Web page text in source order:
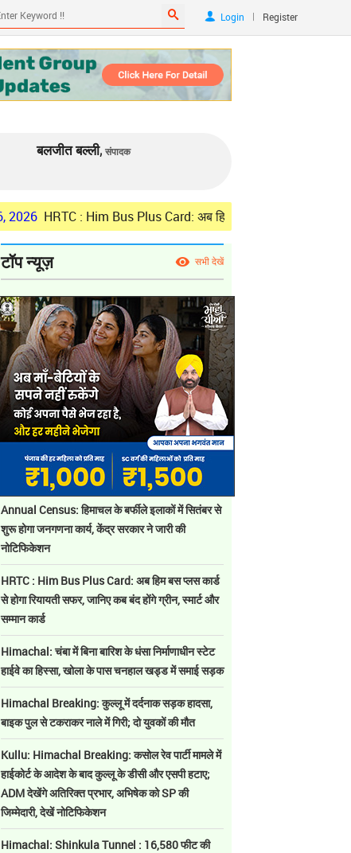
Login | Register
बलजीत बल्ली, संपादक
HRTC : Him Bus Plus Card: अब हिम बस प्लस कार्ड से होगा रियायती
टॉप न्यूज़ सभी देखें
Annual Census: हिमाचल के बर्फीले इलाकों में सितंबर से
शुरू होगा जनगणना कार्य, केंद्र सरकार ने जारी की
नोटिफिकेशन
HRTC : Him Bus Plus Card: अब हिम बस प्लस कार्ड
से होगा रियायती सफर, जानिए कब बंद होंगे ग्रीन, स्मार्ट और
सम्मान कार्ड
Himachal: चंबा में बिना बारिश के धंसा निर्माणाधीन स्टेट
हाईवे का हिस्सा, खोला के पास चनहाल खड्ड में समाई सड़क
Himachal Breaking: कुल्लू में दर्दनाक सड़क हादसा,
बाइक पुल से टकराकर नाले में गिरी; दो युवकों की मौत
Kullu: Himachal Breaking: कसोल रेव पार्टी मामले में
हाईकोर्ट के आदेश के बाद कुल्लू के डीसी और एसपी हटाए;
ADM देखेंगे अतिरिक्त प्रभार, अभिषेक को SP की
जिम्मेदारी, देखें नोटिफिकेशन
Himachal: Shinkula Tunnel : 16,580 फीट की